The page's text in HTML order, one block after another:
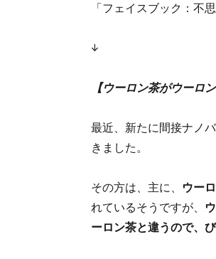
「フェイスブック：不
↓
【ウーロン茶がウーロ
最近、新たに間接ナノ
きました。
その方は、主に、 ウー
れているそうですが、
ーロン茶と違うので、